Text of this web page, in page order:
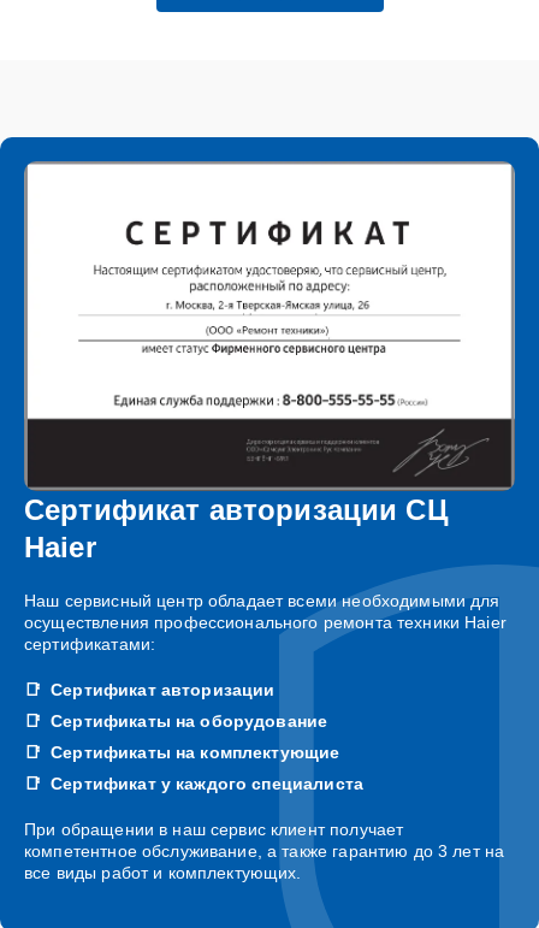
Сертификат авторизации СЦ
Haier
Наш сервисный центр обладает всеми необходимыми для
осуществления профессионального ремонта техники Haier
сертификатами:
Сертификат авторизации
Сертификаты на оборудование
Сертификаты на комплектующие
Сертификат у каждого специалиста
При обращении в наш сервис клиент получает
компетентное обслуживание, а также гарантию до 3 лет на
все виды работ и комплектующих.